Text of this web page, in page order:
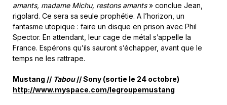
amants, madame Michu, restons amants» conclue Jean,
rigolard. Ce sera sa seule prophétie. A l’horizon, un
fantasme utopique : faire un disque en prison avec Phil
Spector. En attendant, leur cage de métal s’appelle la
France. Espérons qu’ils sauront s’échapper, avant que le
temps ne les rattrape.
Mustang // Tabou// Sony (sortie le 24 octobre)
http://www.myspace.com/legroupemustang